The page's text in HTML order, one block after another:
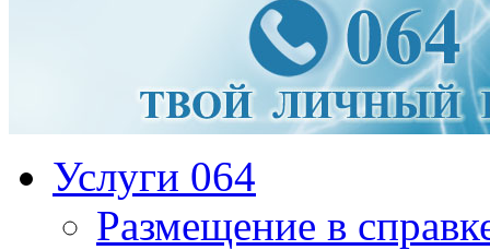
Услуги 064
Размещение в